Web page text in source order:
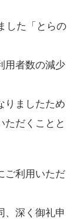
した「とらの
用者数の減少
りましたため
ただくことと
ご利用いただ
、深く御礼申